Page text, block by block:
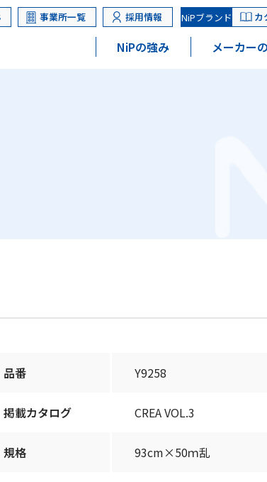
事業所一覧 採用情報 NiPブランド カ
NiPの強み メーカー
品番 Y9258
掲載カタログ CREA VOL.3
規格 93cm×50ｍ乱